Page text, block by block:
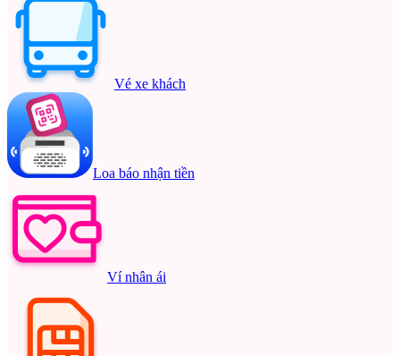
Vé xe khách
Loa báo nhận tiền
Ví nhân ái